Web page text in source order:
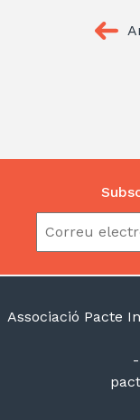
Associació Pacte